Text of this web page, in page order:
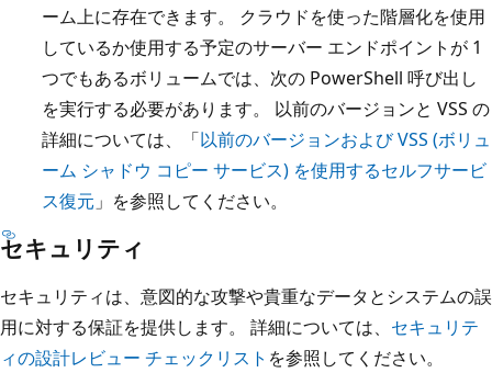
ーム上に存在できます。 クラウドを使った階層化を使用
しているか使用する予定のサーバー エンドポイントが 1
つでもあるボリュームでは、次の PowerShell 呼び出し
を実行する必要があります。 以前のバージョンと VSS の
詳細については、「以前のバージョンおよび VSS (ボリュ
ーム シャドウ コピー サービス) を使用するセルフサービ
ス復元 」を参照してください。
セキュリティ
セキュリティは、意図的な攻撃や貴重なデータとシステムの誤
用に対する保証を提供します。 詳細については、 セキュリテ
ィの設計レビュー チェックリスト を参照してください。